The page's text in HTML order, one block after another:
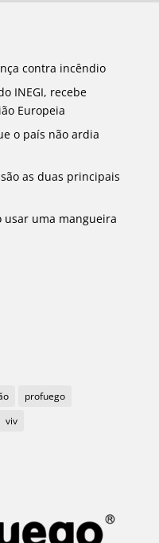
contra incêndio
INEGI, recebe
Europeia
o país não ardia
as duas principais
usar uma mangueira
profuego
viv